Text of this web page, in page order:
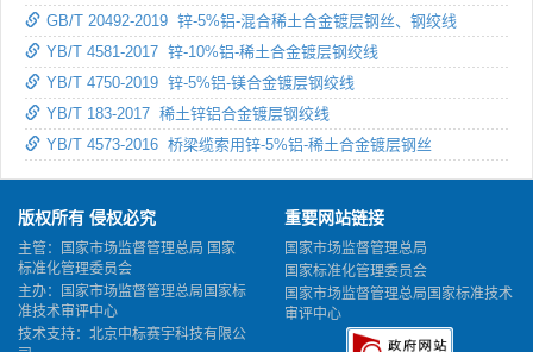
GB/T 20492-2019 锌-5%铝-混合稀土合金镀层钢丝、钢绞线
YB/T 4581-2017 锌-10%铝-稀土合金镀层钢绞线
YB/T 4750-2019 锌-5%铝-镁合金镀层钢绞线
YB/T 183-2017 稀土锌铝合金镀层钢绞线
YB/T 4573-2016 桥梁缆索用锌-5%铝-稀土合金镀层钢丝
版权所有 侵权必究
主管：国家市场监督管理总局 国家
标准化管理委员会
主办：国家市场监督管理总局国家标
准技术审评中心
技术支持：北京中标赛宇科技有限公
重要网站链接
国家市场监督管理总局
国家标准化管理委员会
国家市场监督管理总局国家标准技术
审评中心